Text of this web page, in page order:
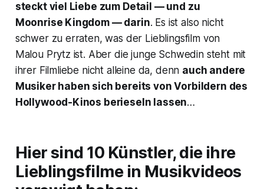
steckt viel Liebe zum Detail — und zu
Moonrise Kingdom— darin. Es ist also nicht
schwer zu erraten, was der Lieblingsfilm von
Malou Prytz ist. Aber die junge Schwedin steht mit
ihrer Filmliebe nicht alleine da, denn auch andere
Musiker haben sich bereits von Vorbildern des
Hollywood-Kinos berieseln lassen…
Hier sind 10 Künstler, die ihre
Lieblingsfilme in Musikvideos